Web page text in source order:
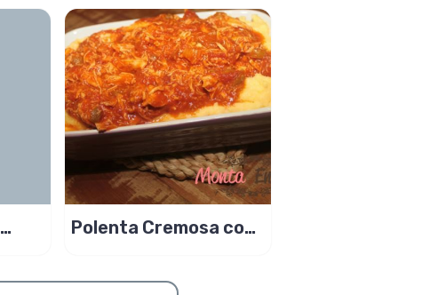
Polenta Cremosa com